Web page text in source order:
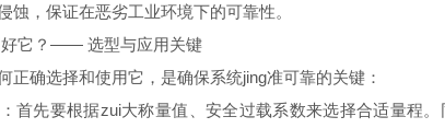
蚀，保证在恶劣工业环境下的可靠性。
好它？—— 选型与应用关键
正确选择和使用它，是确保系统jing准可靠的关键：
首先要根据zui大称量值、安全过载系数来选择合适量程